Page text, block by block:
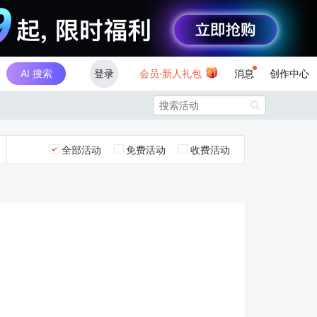
AI 搜索 登录 会员·新人礼包 消息 创作中心

全部活动 免费活动 收费活动